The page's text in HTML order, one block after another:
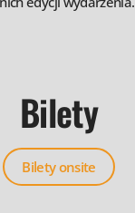
Bilety
Bilety onsite